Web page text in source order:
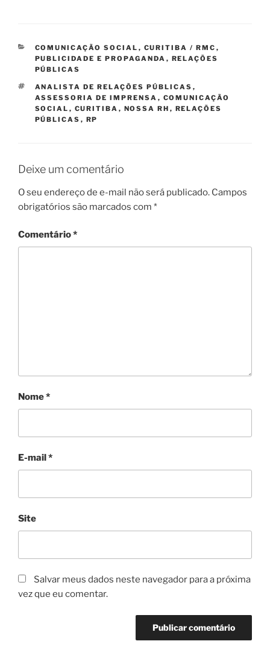
CATEGORIAS
COMUNICAÇÃO SOCIAL , CURITIBA / RMC ,
PUBLICIDADE E PROPAGANDA , RELAÇÕES
PÚBLICAS
TAGS
ANALISTA DE RELAÇÕES PÚBLICAS ,
ASSESSORIA DE IMPRENSA , COMUNICAÇÃO
SOCIAL , CURITIBA , NOSSA RH , RELAÇÕES
PÚBLICAS , RP
Deixe um comentário
O seu endereço de e-mail não será publicado. Campos
obrigatórios são marcados com *
Comentário*
Nome*
E-mail*
Site
Salvar meus dados neste navegador para a próxima
vez que eu comentar.